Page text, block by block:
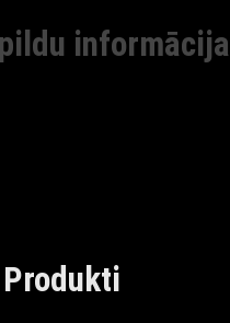
informācija